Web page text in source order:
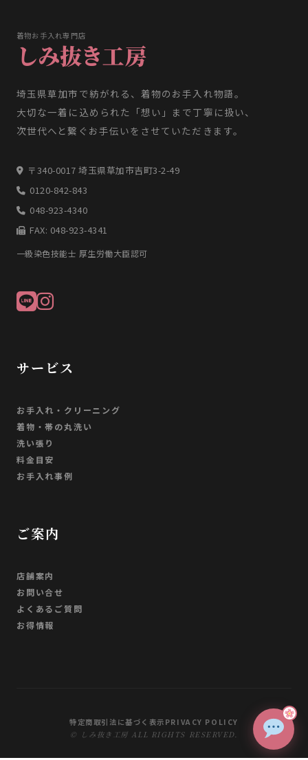
着物お手入れ専門店
しみ抜き工房
埼玉県草加市で紡がれる、着物のお手入れ物語。
大切な一着に込められた「想い」まで丁寧に扱い、
次世代へと繋ぐお手伝いをさせていただきます。
〒340-0017 埼玉県草加市吉町3-2-49
0120-842-843
048-923-4340
FAX: 048-923-4341
一級染色技能士 厚生労働大臣認可
サービス
お手入れ・クリーニング
着物・帯の丸洗い
洗い張り
料金目安
お手入れ事例
ご案内
店舗案内
お問い合せ
よくあるご質問
お得情報
特定商取引法に基づく表示 PRIVACY POLICY
© しみ抜き工房 ALL RIGHTS RESERVED.